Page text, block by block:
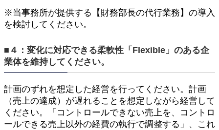
※当事務所が提供する【財務部長の代行業務】の導入
を検討してください。
■４：変化に対応できる柔軟性「Flexible」のある企
業体を維持してください。
計画のずれを想定した経営を行ってください。計画
（売上の達成）が遅れることを想定しながら経営して
ください。「コントロールできない売上を、コントロ
ールできる売上以外の経費の執行で調整する」、これ